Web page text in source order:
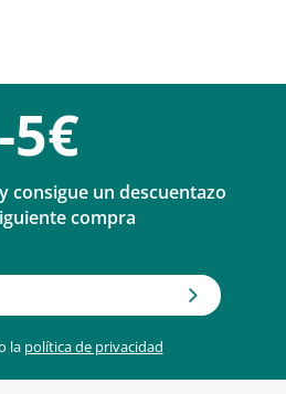
-5€
consigue un descuentazo
compra
la política de privacidad